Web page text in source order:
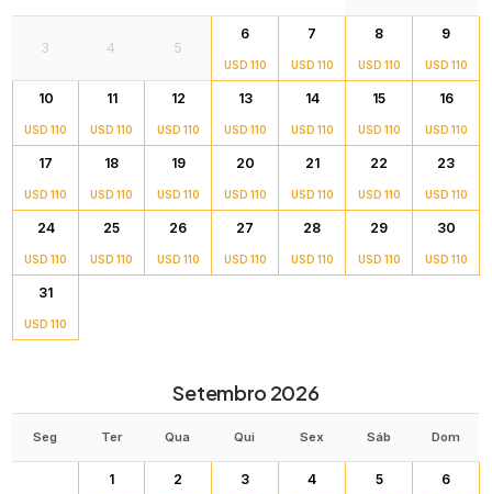
3 4 5
6
USD 110
7
USD 110
8
USD 110
9
USD 110
10
USD 110
11
USD 110
12
USD 110
13
USD 110
14
USD 110
15
USD 110
16
USD 110
17
USD 110
18
USD 110
19
USD 110
20
USD 110
21
USD 110
22
USD 110
23
USD 110
24
USD 110
25
USD 110
26
USD 110
27
USD 110
28
USD 110
29
USD 110
30
USD 110
31
USD 110
Setembro 2026
Seg Ter Qua Qui Sex Sáb Dom
1 2 3 4 5 6